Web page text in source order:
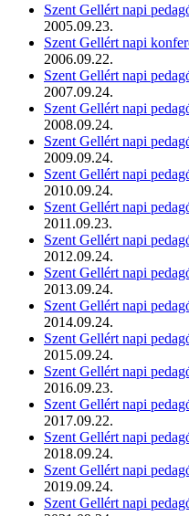
Szent Gellért napi
2005.09.23.
Szent Gellért napi
2006.09.22.
Szent Gellért napi
2007.09.24.
Szent Gellért napi
2008.09.24.
Szent Gellért napi
2009.09.24.
Szent Gellért napi
2010.09.24.
Szent Gellért napi
2011.09.23.
Szent Gellért napi
2012.09.24.
Szent Gellért napi
2013.09.24.
Szent Gellért napi
2014.09.24.
Szent Gellért napi
2015.09.24.
Szent Gellért napi
2016.09.23.
Szent Gellért napi
2017.09.22.
Szent Gellért napi
2018.09.24.
Szent Gellért napi
2019.09.24.
Szent Gellért napi